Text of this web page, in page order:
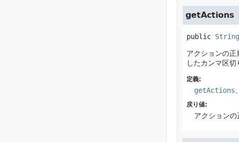
getActions
public String
アクションの正
したカンマ区切
定義:
getActions
戻り値:
アクションの